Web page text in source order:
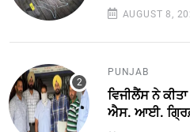
AUGUST 8,
PUNJAB
ਵਿਜੀਲੈਂਸ ਨੇ
ਐਸ. ਆਈ.